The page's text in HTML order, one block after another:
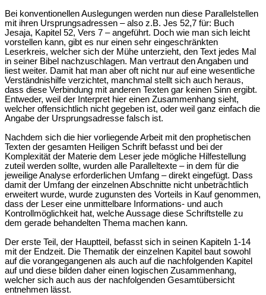
Bei konventionellen Auslegungen werden nun diese Parallelstellen
mit ihren Ursprungsadressen – also z.B. Jes 52,7 für: Buch
Jesaja, Kapitel 52, Vers 7 – angeführt. Doch wie man sich leicht
vorstellen kann, gibt es nur einen sehr eingeschränkten
Leserkreis, welcher sich der Mühe unterzieht, den Text jedes Mal
in seiner Bibel nachzuschlagen. Man vertraut den Angaben und
liest weiter. Damit hat man aber oft nicht nur auf eine wesentliche
Verständnishilfe verzichtet, manchmal stellt sich auch heraus,
dass diese Verbindung mit anderen Texten gar keinen Sinn ergibt.
Entweder, weil der Interpret hier einen Zusammenhang sieht,
welcher offensichtlich nicht gegeben ist, oder weil ganz einfach die
Angabe der Ursprungsadresse falsch ist.
Nachdem sich die hier vorliegende Arbeit mit den prophetischen
Texten der gesamten Heiligen Schrift befasst und bei der
Komplexität der Materie dem Leser jede mögliche Hilfestellung
zuteil werden sollte, wurden alle Paralleltexte – in dem für die
jeweilige Analyse erforderlichen Umfang – direkt eingefügt. Dass
damit der Umfang der einzelnen Abschnitte nicht unbeträchtlich
erweitert wurde, wurde zugunsten des Vorteils in Kauf genommen,
dass der Leser eine unmittelbare Informations- und auch
Kontrollmöglichkeit hat, welche Aussage diese Schriftstelle zu
dem gerade behandelten Thema machen kann.
Der erste Teil, der Hauptteil, befasst sich in seinen Kapiteln 1-14
mit der Endzeit. Die Thematik der einzelnen Kapitel baut sowohl
auf die vorangegangenen als auch auf die nachfolgenden Kapitel
auf und diese bilden daher einen logischen Zusammenhang,
welcher sich auch aus der nachfolgenden Gesamtübersicht
entnehmen lässt.